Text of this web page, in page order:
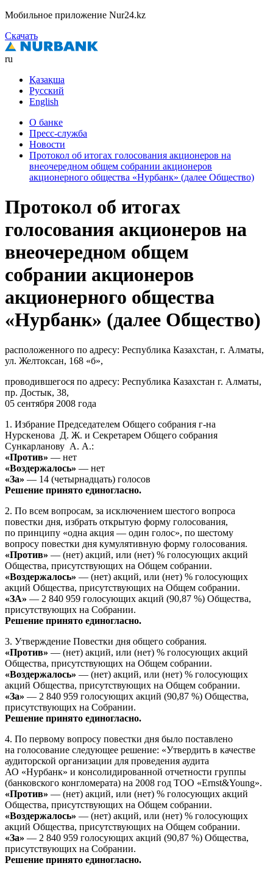
Мобильное приложение Nur24.kz
Скачать
ru
Қазақша
Русский
English
О банке
Пресс-служба
Новости
Протокол об итогах голосования акционеров на
внеочередном общем собрании акционеров
акционерного общества «Нурбанк» (далее Общество)
Протокол об итогах
голосования акционеров на
внеочередном общем
собрании акционеров
акционерного общества
«Нурбанк» (далее Общество)
расположенного по адресу: Республика Казахстан, г. Алматы,
ул. Желтоксан, 168 «б»,
проводившегося по адресу: Республика Казахстан г. Алматы,
пр. Достык, 38,
05 сентября 2008 года
1. Избрание Председателем Общего собрания г-на
Нурскенова Д. Ж. и Секретарем Общего собрания
Сункарланову А. А.:
«Против» — нет
«Воздержалось» — нет
«За» — 14 (четырнадцать) голосов
Решение принято единогласно.
2. По всем вопросам, за исключением шестого вопроса
повестки дня, избрать открытую форму голосования,
по принципу «одна акция — один голос», по шестому
вопросу повестки дня кумулятивную форму голосования.
«Против» — (нет) акций, или (нет) % голосующих акций
Общества, присутствующих на Общем собрании.
«Воздержалось» — (нет) акций, или (нет) % голосующих
акций Общества, присутствующих на Общем собрании.
«ЗА» — 2 840 959 голосующих акций (90,87 %) Общества,
присутствующих на Собрании.
Решение принято единогласно.
3. Утверждение Повестки дня общего собрания.
«Против» — (нет) акций, или (нет) % голосующих акций
Общества, присутствующих на Общем собрании.
«Воздержалось» — (нет) акций, или (нет) % голосующих
акций Общества, присутствующих на Общем собрании.
«За» — 2 840 959 голосующих акций (90,87 %) Общества,
присутствующих на Собрании.
Решение принято единогласно.
4. По первому вопросу повестки дня было поставлено
на голосование следующее решение: «Утвердить в качестве
аудиторской организации для проведения аудита
АО «Нурбанк» и консолидированной отчетности группы
(банковского конгломерата) на 2008 год ТОО «Ernst&Young».
«Против» — (нет) акций, или (нет) % голосующих акций
Общества, присутствующих на Общем собрании.
«Воздержалось» — (нет) акций, или (нет) % голосующих
акций Общества, присутствующих на Общем собрании.
«За» — 2 840 959 голосующих акций (90,87 %) Общества,
присутствующих на Собрании.
Решение принято единогласно.